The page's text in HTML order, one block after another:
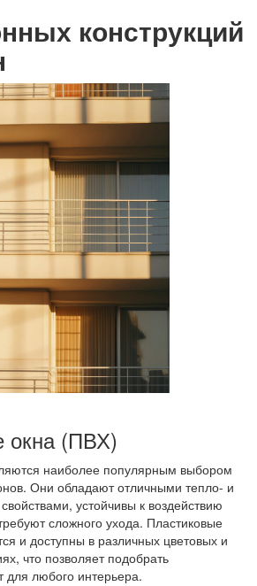
конструкций
окна (ПВХ)
наиболее популярным выбором
Они обладают отличными тепло- и
устойчивы к воздействию
сложного ухода. Пластиковые
и доступны в различных цветовых и
что позволяет подобрать
для любого интерьера.